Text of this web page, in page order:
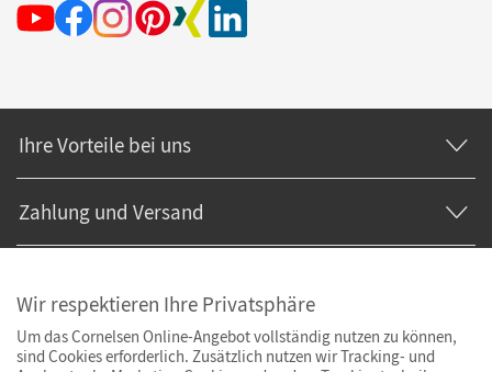
Ihre Vorteile bei uns
Zahlung und Versand
Wir respektieren Ihre Privatsphäre
Um das Cornelsen Online-Angebot vollständig nutzen zu können,
sind Cookies erforderlich. Zusätzlich nutzen wir Tracking- und